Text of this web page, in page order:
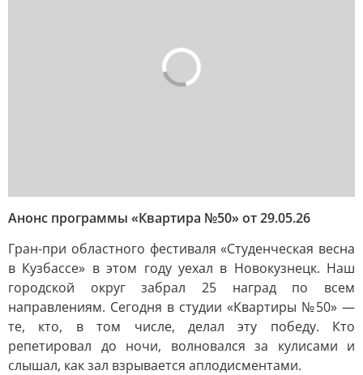
Анонс программы «Квартира №50» от 29.05.26
Гран-при областного фестиваля «Студенческая весна
в Кузбассе» в этом году уехал в Новокузнецк. Наш
городской округ забрал 25 наград по всем
направлениям. Сегодня в студии «Квартиры №50» —
те, кто, в том числе, делал эту победу. Кто
репетировал до ночи, волновался за кулисами и
слышал, как зал взрывается аплодисментами.